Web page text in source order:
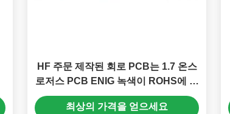
HF 주문 제작된 회로 PCB는 1.7 온스
로저스 PCB ENIG 녹색이 ROHS에 탑
승합니다
최상의 가격을 얻으세요